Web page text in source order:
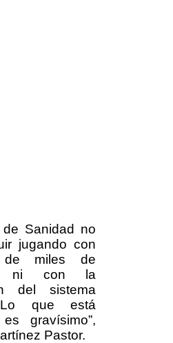
de Sanidad no
jugando con
miles de
ni con la
del sistema
Lo que está
gravísimo”,
Pastor.